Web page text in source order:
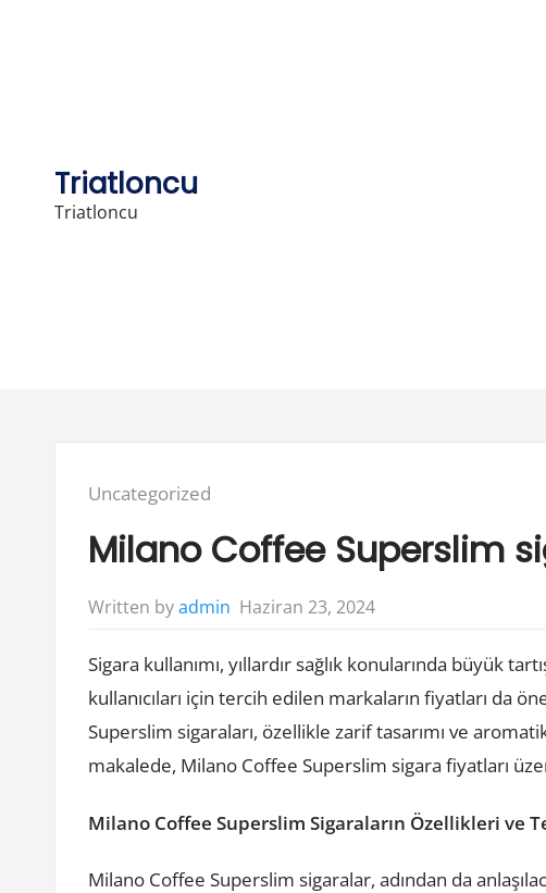
Triatloncu
Triatloncu
Posted
Uncategorized
Milano Coffee Superslim
Written byadmin Haziran 23, 2024
Sigara kullanımı, yıllardır sağlık konularında büyük
kullanıcıları için tercih edilen markaların fiyatları da
Superslim sigaraları, özellikle zarif tasarımı ve
makalede, Milano Coffee Superslim sigara fiyatları
Milano Coffee Superslim Sigaraların Özellikleri ve
Milano Coffee Superslim sigaralar, adından da